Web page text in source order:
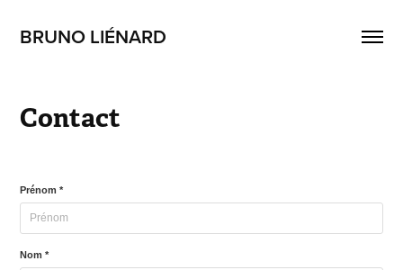
BRUNO LIÉNARD
Contact
Prénom *
Nom *